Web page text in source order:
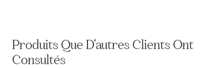
Produits Que D’autres Clients Ont
Consultés